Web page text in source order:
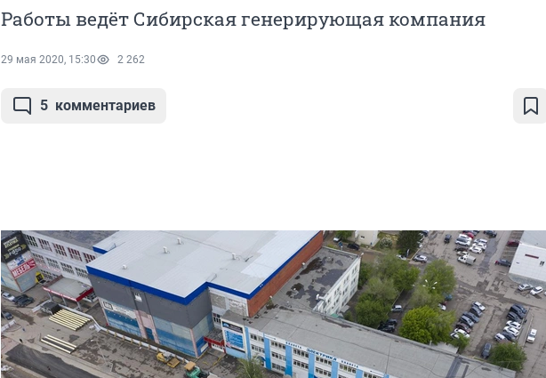
Работы ведёт Сибирская генерирующая компания
29 мая 2020, 15:30 2 262
5 комментариев